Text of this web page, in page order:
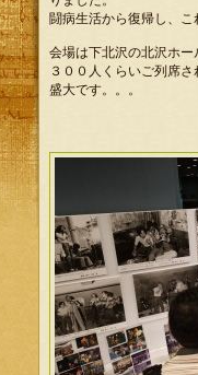
闘病生活から復帰し、こ
会場は下北沢の北沢ホー
３００人くらいご列席さ
盛大です。。。